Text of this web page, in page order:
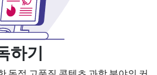
하기
독점 고품질 콘텐츠 과학 분야의 커